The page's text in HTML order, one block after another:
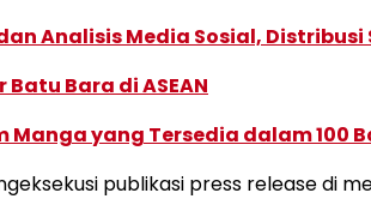
Analisis Media Sosial, Distribusi
Bara di ASEAN
Manga yang Tersedia dalam 100
publikasi press release di